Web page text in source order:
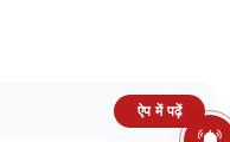
ऐप में पढ़ें